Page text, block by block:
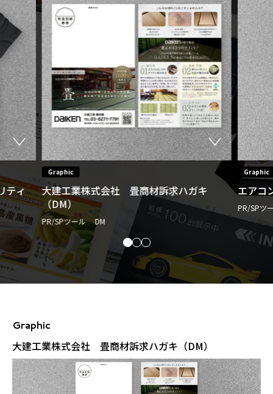
ティ
Graphic
大建工業株式会社 畳商材訴求ハガキ
（DM）
PR/SPツール DM
Graphic
エアコ
PR/SPツ
Graphic
大建工業株式会社 畳商材訴求ハガキ（DM）